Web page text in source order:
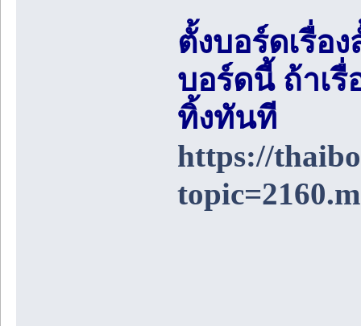
ตั้งบอร์ดเรื่อ
บอร์ดนี้ ถ้าเ
ทิ้งทันที
https://